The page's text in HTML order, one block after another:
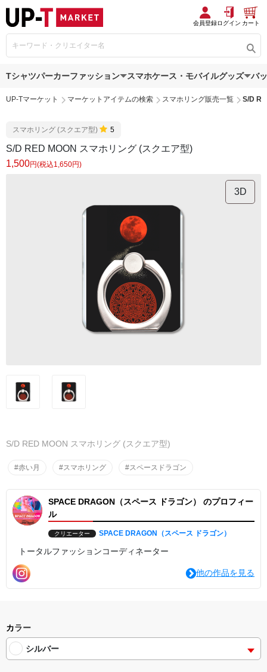
会員登録ログイン カート
Tシャツパーカーファッション スマホケース・モバイルグッズ バ
UP-Tマーケット マーケットアイテムの検索 スマホリング販売一覧 S/D
スマホリング (スクエア型) 5
S/D RED MOON スマホリング (スクエア型)
1,500円(税込1,650円)
3D
S/D RED MOON スマホリング (スクエア型)
#赤い月 #スマホリング #スペースドラゴン
SPACE DRAGON（スペース ドラゴン） のプロフィー
ル
クリエーター SPACE DRAGON（スペース ドラゴン）
トータルファッションコーディネーター
他の作品を見る
カラー
シルバー